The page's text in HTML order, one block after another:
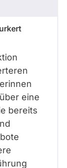
eine
bereits